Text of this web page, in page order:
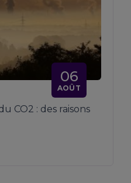
06
AOÛT
CO2 : des raisons